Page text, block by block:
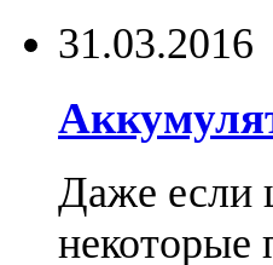
31.03.2016
Даже если
некоторые